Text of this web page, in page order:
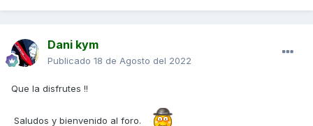
Dani kym
Publicado 18 de Agosto del 2022
Que la disfrutes !!
Saludos y bienvenido al foro.